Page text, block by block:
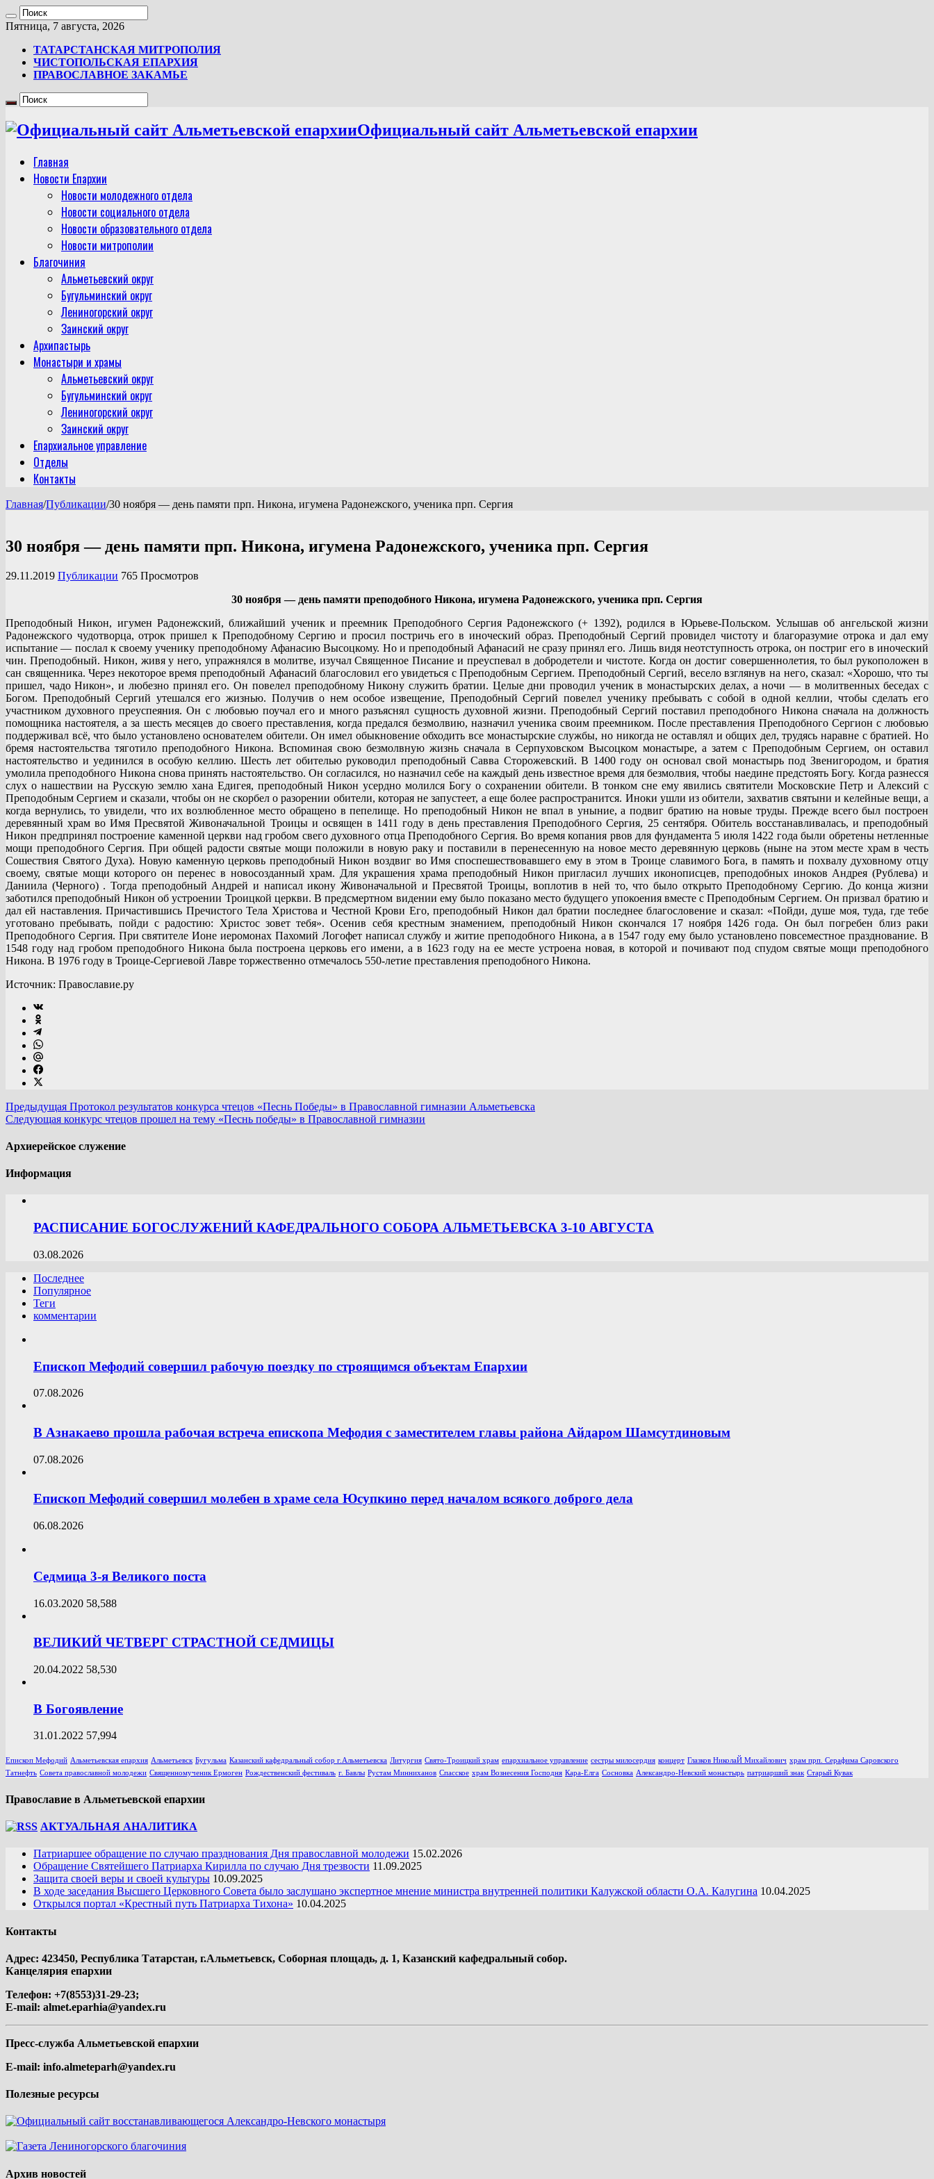
Пятница, 7 августа, 2026
ТАТАРСТАНСКАЯ МИТРОПОЛИЯ
ЧИСТОПОЛЬСКАЯ ЕПАРХИЯ
ПРАВОСЛАВНОЕ ЗАКАМЬЕ
Официальный сайт Альметьевской епархии
Главная
Новости Епархии
Новости молодежного отдела
Новости социального отдела
Новости образовательного отдела
Новости митрополии
Благочиния
Альметьевский округ
Бугульминский округ
Лениногорский округ
Заинский округ
Архипастырь
Монастыри и храмы
Альметьевский округ
Бугульминский округ
Лениногорский округ
Заинский округ
Епархиальное управление
Отделы
Контакты
Главная/Публикации/30 ноября — день памяти прп. Никона, игумена Радонежского, ученика прп. Сергия
30 ноября — день памяти прп. Никона, игумена Радонежского, ученика прп. Сергия
29.11.2019 Публикации 765 Просмотров
30 ноября — день памяти преподобного Никона, игумена Радонежского, ученика прп. Сергия
Преподобный Никон, игумен Радонежский, ближайший ученик и преемник Преподобного Сергия Радонежского (+ 1392), родился в Юрьеве-Польском. Услышав об ангельской жизни
Радонежского чудотворца, отрок пришел к Преподобному Сергию и просил постричь его в иноческий образ. Преподобный Сергий провидел чистоту и благоразумие отрока и дал ему
испытание — послал к своему ученику преподобному Афанасию Высоцкому. Но и преподобный Афанасий не сразу принял его. Лишь видя неотступность отрока, он постриг его в иноческий
чин. Преподобный. Никон, живя у него, упражнялся в молитве, изучал Священное Писание и преуспевал в добродетели и чистоте. Когда он достиг совершеннолетия, то был рукоположен в
сан священника. Через некоторое время преподобный Афанасий благословил его увидеться с Преподобным Сергием. Преподобный Сергий, весело взглянув на него, сказал: «Хорошо, что ты
пришел, чадо Никон», и любезно принял его. Он повелел преподобному Никону служить братии. Целые дни проводил ученик в монастырских делах, а ночи — в молитвенных беседах с
Богом. Преподобный Сергий утешался его жизнью. Получив о нем особое извещение, Преподобный Сергий повелел ученику пребывать с собой в одной келлии, чтобы сделать его
участником духовного преуспеяния. Он с любовью поучал его и много разъяснял сущность духовной жизни. Преподобный Сергий поставил преподобного Никона сначала на должность
помощника настоятеля, а за шесть месяцев до своего преставления, когда предался безмолвию, назначил ученика своим преемником. После преставления Преподобного Сергион с любовью
поддерживал всё, что было установлено основателем обители. Он имел обыкновение обходить все монастырские службы, но никогда не оставлял и общих дел, трудясь наравне с братией. Но
бремя настоятельства тяготило преподобного Никона. Вспоминая свою безмолвную жизнь сначала в Серпуховском Высоцком монастыре, а затем с Преподобным Сергием, он оставил
настоятельство и уединился в особую келлию. Шесть лет обителью руководил преподобный Савва Сторожевский. В 1400 году он основал свой монастырь под Звенигородом, и братия
умолила преподобного Никона снова принять настоятельство. Он согласился, но назначил себе на каждый день известное время для безмолвия, чтобы наедине предстоять Богу. Когда разнесся
слух о нашествии на Русскую землю хана Едигея, преподобный Никон усердно молился Богу о сохранении обители. В тонком сне ему явились святители Московские Петр и Алексий с
Преподобным Сергием и сказали, чтобы он не скорбел о разорении обители, которая не запустеет, а еще более распространится. Иноки ушли из обители, захватив святыни и келейные вещи, а
когда вернулись, то увидели, что их возлюбленное место обращено в пепелище. Но преподобный Никон не впал в уныние, а подвиг братию на новые труды. Прежде всего был построен
деревянный храм во Имя Пресвятой Живоначальной Троицы и освящен в 1411 году в день преставления Преподобного Сергия, 25 сентября. Обитель восстанавливалась, и преподобный
Никон предпринял построение каменной церкви над гробом свего духовного отца Преподобного Сергия. Во время копания рвов для фундамента 5 июля 1422 года были обретены нетленные
мощи преподобного Сергия. При общей радости святые мощи положили в новую раку и поставили в перенесенную на новое место деревянную церковь (ныне на этом месте храм в честь
Сошествия Святого Духа). Новую каменную церковь преподобный Никон воздвиг во Имя споспешествовавшего ему в этом в Троице славимого Бога, в память и похвалу духовному отцу
своему, святые мощи которого он перенес в новосозданный храм. Для украшения храма преподобный Никон пригласил лучших иконописцев, преподобных иноков Андрея (Рублева) и
Даниила (Черного) . Тогда преподобный Андрей и написал икону Живоначальной и Пресвятой Троицы, воплотив в ней то, что было открыто Преподобному Сергию. До конца жизни
заботился преподобный Никон об устроении Троицкой церкви. В предсмертном видении ему было показано место будущего упокоения вместе с Преподобным Сергием. Он призвал братию и
дал ей наставления. Причастившись Пречистого Тела Христова и Честной Крови Его, преподобный Никон дал братии последнее благословение и сказал: «Пойди, душе моя, туда, где тебе
уготовано пребывать, пойди с радостию: Христос зовет тебя». Осенив себя крестным знамением, преподобный Никон скончался 17 ноября 1426 года. Он был погребен близ раки
Преподобного Сергия. При святителе Ионе иеромонах Пахомий Логофет написал службу и житие преподобного Никона, а в 1547 году ему было установлено повсеместное празднование. В
1548 году над гробом преподобного Никона была построена церковь его имени, а в 1623 году на ее месте устроена новая, в которой и почивают под спудом святые мощи преподобного
Никона. В 1976 году в Троице-Сергиевой Лавре торжественно отмечалось 550-летие преставления преподобного Никона.
Источник: Православие.ру
Предыдущая Протокол результатов конкурса чтецов «Песнь Победы» в Православной гимназии Альметьевска
Следующая конкурс чтецов прошел на тему «Песнь победы» в Православной гимназии
Архиерейское служение
Информация
РАСПИСАНИЕ БОГОСЛУЖЕНИЙ КАФЕДРАЛЬНОГО СОБОРА АЛЬМЕТЬЕВСКА 3-10 АВГУСТА
03.08.2026
Последнее
Популярное
Теги
комментарии
Епископ Мефодий совершил рабочую поездку по строящимся объектам Епархии
07.08.2026
В Азнакаево прошла рабочая встреча епископа Мефодия с заместителем главы района Айдаром Шамсутдиновым
07.08.2026
Епископ Мефодий совершил молебен в храме села Юсупкино перед началом всякого доброго дела
06.08.2026
Седмица 3-я Великого поста
16.03.2020 58,588
ВЕЛИКИЙ ЧЕТВЕРГ СТРАСТНОЙ СЕДМИЦЫ
20.04.2022 58,530
В Богоявление
31.01.2022 57,994
Епископ Мефодий Альметьевская епархия Альметьевск Бугульма Казанский кафедральный собор г.Альметьевска Литургия Свято-Троицкий храм епархиальное управление сестры милосердия концерт Глазков НиколаЙ Михайлович храм прп. Серафима Саровского
Татнефть Совета православной молодежи Священномученик Ермоген Рождественский фестиваль г. Бавлы Рустам Минниханов Спасское храм Вознесения Господня Кара-Елга Сосновка Александро-Невский монастырь патриарший знак Старый Кувак
Православие в Альметьевской епархии
АКТУАЛЬНАЯ АНАЛИТИКА
Патриаршее обращение по случаю празднования Дня православной молодежи 15.02.2026
Обращение Святейшего Патриарха Кирилла по случаю Дня трезвости 11.09.2025
Защита своей веры и своей культуры 10.09.2025
В ходе заседания Высшего Церковного Совета было заслушано экспертное мнение министра внутренней политики Калужской области О.А. Калугина 10.04.2025
Открылся портал «Крестный путь Патриарха Тихона» 10.04.2025
Контакты
Адрес: 423450, Республика Татарстан, г.Альметьевск, Соборная площадь, д. 1, Казанский кафедральный собор.
Канцелярия епархии
Телефон: +7(8553)31-29-23;
E-mail: almet.eparhia@yandex.ru
Пресс-служба Альметьевской епархии
E-mail: info.almeteparh@yandex.ru
Полезные ресурсы
Архив новостей